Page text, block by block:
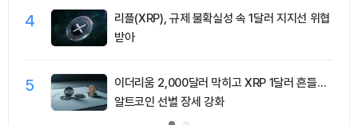
4
리플(XRP), 규제 불확실성 속 1달러 지지선 위협
받아
5
이더리움 2,000달러 막히고 XRP 1달러 흔들…
알트코인 선별 장세 강화